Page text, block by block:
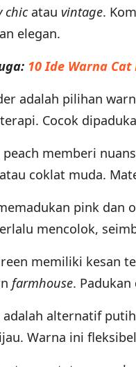
chicatau vintage.
elegan.
10 Ide Warna
adalah pilihan
Cocok
peach memberi
coklat muda.
pink dan
mencolok,
memiliki kesan
farmhouse.
adalah alternatif
Warna ini